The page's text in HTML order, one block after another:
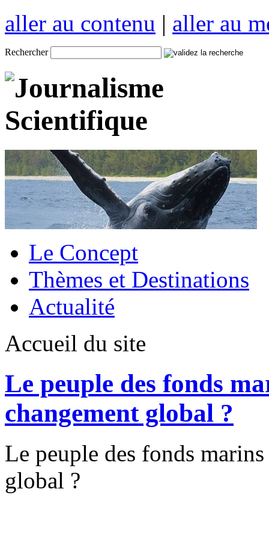
aller au contenu | aller au
Rechercher
Le Concept
Thèmes et Destinations
Actualité
Accueil du site
Le peuple des fonds
changement global ?
Le peuple des fonds
global ?